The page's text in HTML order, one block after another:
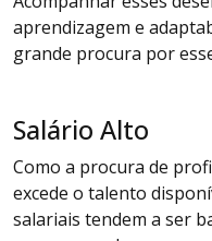
aprendizagem e
grande procura por
Salário Alto
Como a procura de
excede o talento
salariais tendem a ser